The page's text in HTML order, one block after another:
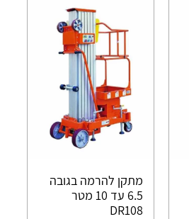
מתקן להרמה בגובה
6.5 עד 10 מטר
DR108